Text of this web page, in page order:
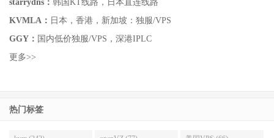
starrydns： 韩国KT线路，日本直连线路
KVMLA： 日本，香港，新加坡：独服/VPS
GGY： 国内低价独服/VPS，深港IPLC
更多>>
热门标签